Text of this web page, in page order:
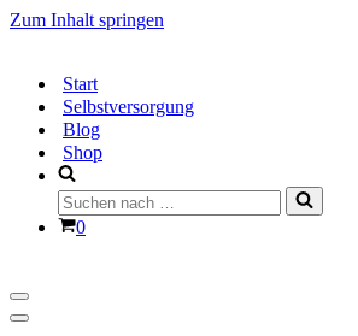
Zum Inhalt springen
Start
Selbstversorgung
Blog
Shop
Suchen
nach …
Warenkorb
0
Navigationsmenü
Navigationsmenü